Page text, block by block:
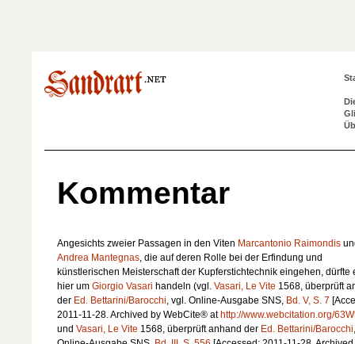
Kommentar
Angesichts zweier Passagen in den Viten Marcantonio Raimondis
Andrea Mantegnas, die auf deren Rolle bei der Erfindung und
künstlerischen Meisterschaft der Kupferstichtechnik eingehen, dürfte
hier um Giorgio Vasari handeln (vgl. Vasari, Le Vite 1568, überprüft
der Ed. Bettarini/Barocchi, vgl. Online-Ausgabe SNS, Bd. V, S. 7
2011-11-28. Archived by WebCite® at http://www.webcitation.org/
und Vasari, Le Vite 1568, überprüft anhand der Ed. Bettarini/Barocchi